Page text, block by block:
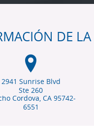
DE
2941 Sunrise Blvd
Ste 260
Cordova, CA 95742-
6551